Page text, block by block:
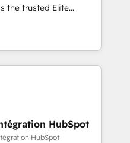
& Platform
in HubSpot.
you a roadmap on
Commercial
processes, we
and minimize
provide expertise to
an experienced
companies in
HubSpot
HubSpot